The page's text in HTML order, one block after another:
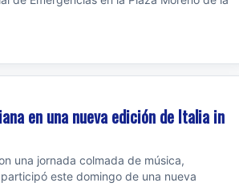
en una nueva edición de Italia in
una jornada colmada de música,
este domingo de una nueva